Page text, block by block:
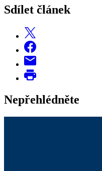
Sdílet článek
Nepřehlédněte